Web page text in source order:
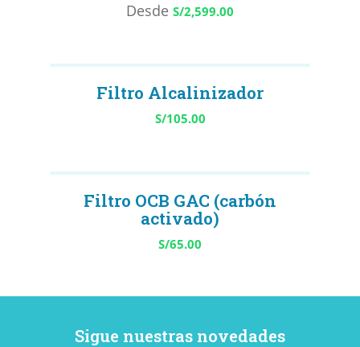
Términos y condiciones
Waterbuddy
Desde S/2,599.00
Filtro Alcalinizador
S/105.00
Filtro OCB GAC (carbón
activado)
S/65.00
Sigue nuestras novedades